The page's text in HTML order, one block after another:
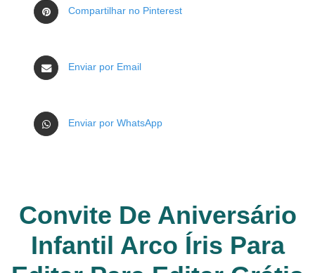
Compartilhar no Pinterest
Enviar por Email
Enviar por WhatsApp
Convite De Aniversário
Infantil Arco Íris Para